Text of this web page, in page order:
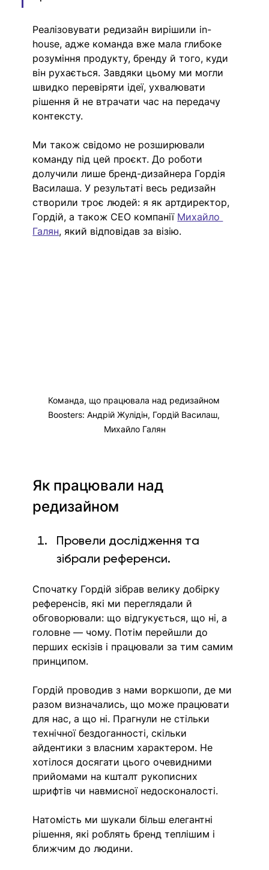
Реалізовувати редизайн вирішили in-
house, адже команда вже мала глибоке
розуміння продукту, бренду й того, куди
він рухається. Завдяки цьому ми могли
швидко перевіряти ідеї, ухвалювати
рішення й не втрачати час на передачу
контексту.
Ми також свідомо не розширювали
команду під цей проєкт. До роботи
долучили лише бренд-дизайнера Гордія
Василаша. У результаті весь редизайн
створили троє людей: я як артдиректор,
Гордій, а також СЕО компанії Михайло
Галян, який відповідав за візію.
Команда, що працювала над редизайном
Boosters: Андрій Жулідін, Гордій Василаш,
Михайло Галян
Як працювали над
редизайном
Провели дослідження та
зібрали референси.
Спочатку Гордій зібрав велику добірку
референсів, які ми переглядали й
обговорювали: що відгукується, що ні, а
головне — чому. Потім перейшли до
перших ескізів і працювали за тим самим
принципом.
Гордій проводив з нами воркшопи, де ми
разом визначались, що може працювати
для нас, а що ні. Прагнули не стільки
технічної бездоганності, скільки
айдентики з власним характером. Не
хотілося досягати цього очевидними
прийомами на кшталт рукописних
шрифтів чи навмисної недосконалості.
Натомість ми шукали більш елегантні
рішення, які роблять бренд теплішим і
ближчим до людини.